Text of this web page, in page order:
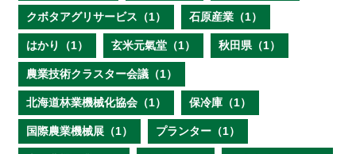
クボタアグリサービス（1） 石原産業（1）
はかり（1） 玄米元氣堂（1） 秋田県（1）
農業技術クラスター会議（1）
北海道林業機械化協会（1） 保冷庫（1）
国際農業機械展（1） プランター（1）